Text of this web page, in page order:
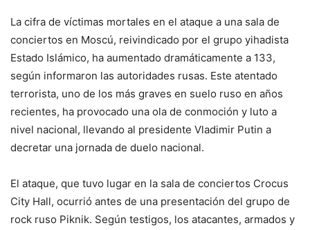
La cifra de víctimas mortales en el ataque a una sala de
conciertos en Moscú, reivindicado por el grupo yihadista
Estado Islámico, ha aumentado dramáticamente a 133,
según informaron las autoridades rusas. Este atentado
terrorista, uno de los más graves en suelo ruso en años
recientes, ha provocado una ola de conmoción y luto a
nivel nacional, llevando al presidente Vladimir Putin a
decretar una jornada de duelo nacional.
El ataque, que tuvo lugar en la sala de conciertos Crocus
City Hall, ocurrió antes de una presentación del grupo de
rock ruso Piknik. Según testigos, los atacantes, armados y